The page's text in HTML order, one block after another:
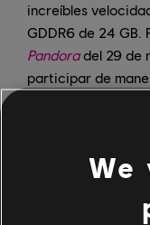
increíbles
GDDR6 de 24 GB.
Pandoradel 29 de
participar de
También
hayan reservado
Para obtener más
We